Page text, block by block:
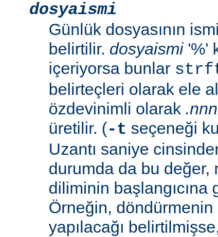
dosyaismi
Günlük dosyasının
belirtilir. dosyaismi'%'
içeriyorsa bunlar
belirteçleri olarak ele
özdevinimli olarak
üretilir. (-t seçeneği
Uzantı saniye
durumda da bu değer,
diliminin başlangıcına
Örneğin,
yapılacağı